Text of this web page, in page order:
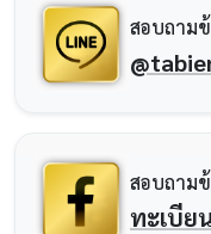
สอบถาม
สอบถาม
ทะเบีย